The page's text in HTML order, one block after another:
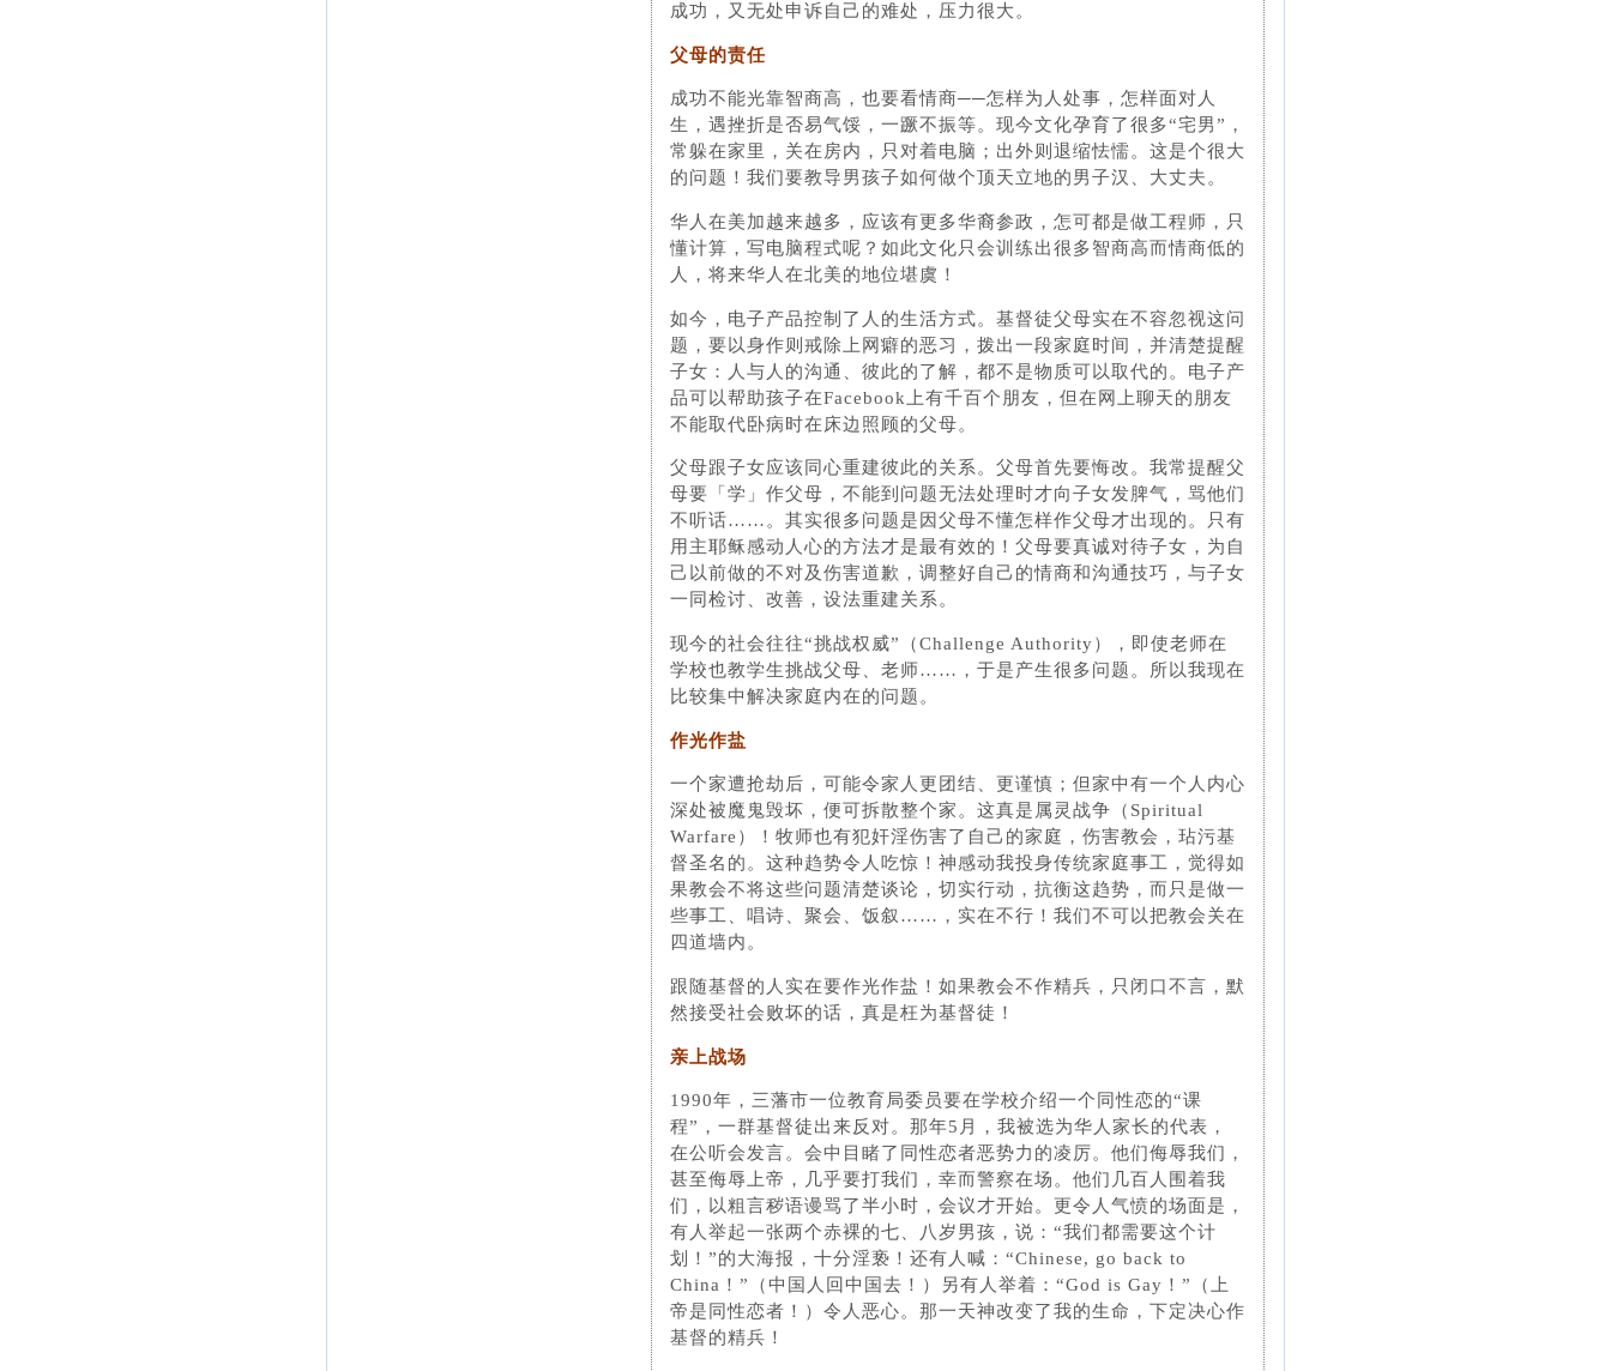
成功，又无处申诉自己的难处，压力很大。
父母的责任
成功不能光靠智商高，也要看情商──怎样为人处事，怎样面对人
生，遇挫折是否易气馁，一蹶不振等。现今文化孕育了很多“宅男”，
常躲在家里，关在房内，只对着电脑；出外则退缩怯懦。这是个很大
的问题！我们要教导男孩子如何做个顶天立地的男子汉、大丈夫。
华人在美加越来越多，应该有更多华裔参政，怎可都是做工程师，只
懂计算，写电脑程式呢？如此文化只会训练出很多智商高而情商低的
人，将来华人在北美的地位堪虞！
如今，电子产品控制了人的生活方式。基督徒父母实在不容忽视这问
题，要以身作则戒除上网癖的恶习，拨出一段家庭时间，并清楚提醒
子女：人与人的沟通、彼此的了解，都不是物质可以取代的。电子产
品可以帮助孩子在Facebook上有千百个朋友，但在网上聊天的朋友
不能取代卧病时在床边照顾的父母。
父母跟子女应该同心重建彼此的关系。父母首先要悔改。我常提醒父
母要「学」作父母，不能到问题无法处理时才向子女发脾气，骂他们
不听话……。其实很多问题是因父母不懂怎样作父母才出现的。只有
用主耶稣感动人心的方法才是最有效的！父母要真诚对待子女，为自
己以前做的不对及伤害道歉，调整好自己的情商和沟通技巧，与子女
一同检讨、改善，设法重建关系。
现今的社会往往“挑战权威”（Challenge Authority），即使老师在
学校也教学生挑战父母、老师……，于是产生很多问题。所以我现在
比较集中解决家庭内在的问题。
作光作盐
一个家遭抢劫后，可能令家人更团结、更谨慎；但家中有一个人内心
深处被魔鬼毁坏，便可拆散整个家。这真是属灵战争（Spiritual
Warfare）！牧师也有犯奸淫伤害了自己的家庭，伤害教会，玷污基
督圣名的。这种趋势令人吃惊！神感动我投身传统家庭事工，觉得如
果教会不将这些问题清楚谈论，切实行动，抗衡这趋势，而只是做一
些事工、唱诗、聚会、饭叙……，实在不行！我们不可以把教会关在
四道墙内。
跟随基督的人实在要作光作盐！如果教会不作精兵，只闭口不言，默
然接受社会败坏的话，真是枉为基督徒！
亲上战场
1990年，三藩市一位教育局委员要在学校介绍一个同性恋的“课
程”，一群基督徒出来反对。那年5月，我被选为华人家长的代表，
在公听会发言。会中目睹了同性恋者恶势力的凌厉。他们侮辱我们，
甚至侮辱上帝，几乎要打我们，幸而警察在场。他们几百人围着我
们，以粗言秽语谩骂了半小时，会议才开始。更令人气愤的场面是，
有人举起一张两个赤裸的七、八岁男孩，说：“我们都需要这个计
划！”的大海报，十分淫亵！还有人喊：“Chinese, go back to
China！”（中国人回中国去！）另有人举着：“God is Gay！”（上
帝是同性恋者！）令人恶心。那一天神改变了我的生命，下定决心作
基督的精兵！